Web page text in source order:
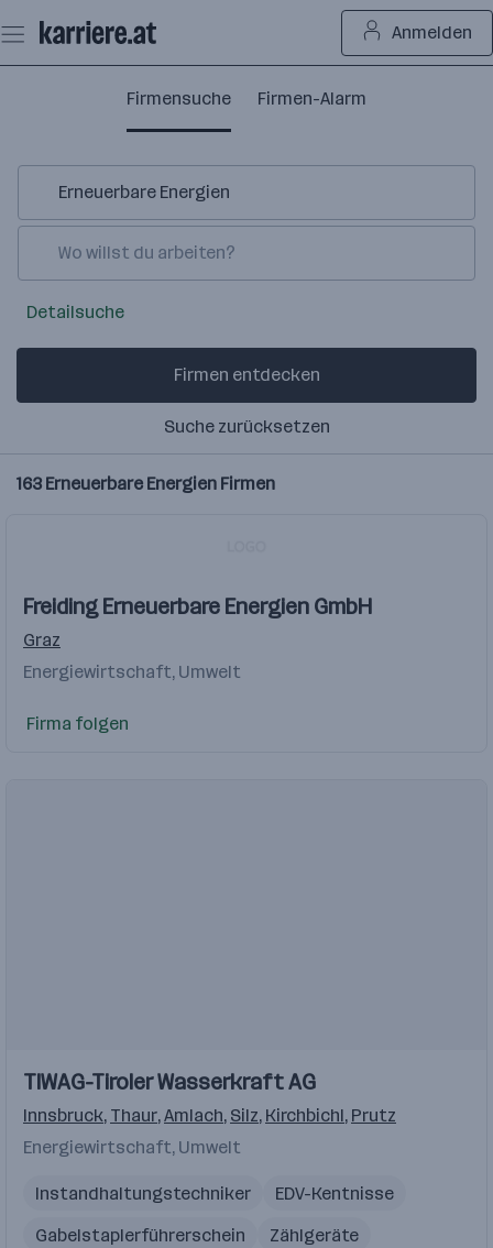
Seiteninhalt
springen
Anmelden
Firmensuche Firmen-Alarm
163 Erneuerbare Energien Firmen
Freiding Erneuerbare Energien GmbH
Graz
Energiewirtschaft, Umwelt
Firma folgen
Einblicke
TIWAG-Tiroler Wasserkraft AG
Innsbruck, Thaur,Amlach, Silz, Kirchbichl, Prutz
Energiewirtschaft, Umwelt
Instandhaltungstechniker
EDV-Kentnisse
Gabelstaplerführerschein
Zählgeräte
Detailsuche
Firmen entdecken
Suche zurücksetzen